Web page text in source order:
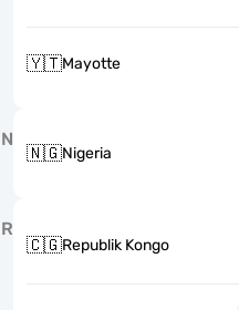
🇾🇹Mayotte
N
🇳🇬Nigeria
R
🇨🇬Republik Kongo